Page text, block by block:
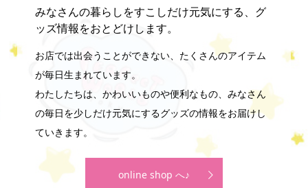
みなさんの暮らしをすこしだけ元気にする、グ
ッズ情報をおとどけします。
お店では出会うことができない、たくさんのアイテム
が毎日生まれています。
わたしたちは、かわいいものや便利なもの、みなさん
の毎日を少しだけ元気にするグッズの情報をお届けし
ていきます。
online shop へ♪